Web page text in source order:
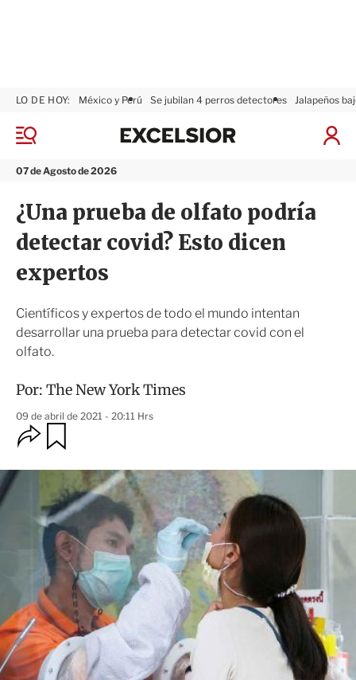
M
n
07 de Agosto de 2026
LO DE HOY: México y Perú Se jubilan 4 perros detectores Jalapeños
I
x
i
o
r
¿Una prueba de olfato podría
detectar covid? Esto dicen
expertos
Científicos y expertos de todo el mundo intentan
desarrollar una prueba para detectar covid con el
olfato.
Por: The New York Times
09 de abril de 2021 - 20:11 Hrs
O
p
i
n
e
s
d
e
c
o
m
p
a
r
t
r
d
a
r